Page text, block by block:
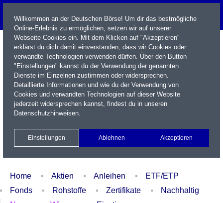
Name / WKN / ISIN / Kürzel
Xetra Realtime
Watchlist Portfolio Login
Home Aktien Anleihen
ETF/ETP
Fonds
Rohstoffe Zertifikate
Nachhaltig
Willkommen an der Deutschen Börse! Um dir das bestmögliche
Online-Erlebnis zu ermöglichen, setzen wir auf unserer
Webseite Cookies ein. Mit dem Klicken auf "Akzeptieren"
erklärst du dich damit einverstanden, dass wir Cookies oder
verwandte Technologien verwenden dürfen. Über den Button
"Einstellungen" kannst du der Verwendung der genannten
Dienste im Einzelnen zustimmen oder widersprechen.
Detaillierte Informationen und wie du der Verwendung von
Cookies und verwandten Technologien auf dieser Website
jederzeit widersprechen kannst, findest du in unseren
Datenschutzhinweisen.
Einstellungen Ablehnen Akzeptieren